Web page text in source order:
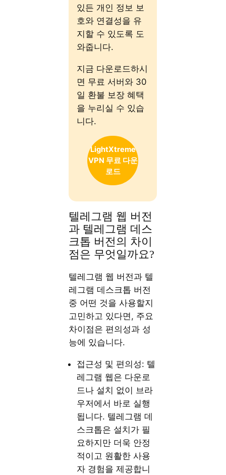
있든 개인 정보 보
호와 연결성을 유
지할 수 있도록 도
와줍니다.
지금 다운로드하시
면 무료 서버와 30
일 환불 보장 혜택
을 누리실 수 있습
니다.
LightXtreme
VPN 무료 다운
로드
텔레그램 웹 버전
과 텔레그램 데스
크톱 버전의 차이
점은 무엇일까요?
텔레그램 웹 버전과 텔
레그램 데스크톱 버전
중 어떤 것을 사용할지
고민하고 있다면, 주요
차이점은 편의성과 성
능에 있습니다.
접근성 및 편의성: 텔
레그램 웹은 다운로
드나 설치 없이 브라
우저에서 바로 실행
됩니다. 텔레그램 데
스크톱은 설치가 필
요하지만 더욱 안정
적이고 원활한 사용
자 경험을 제공합니